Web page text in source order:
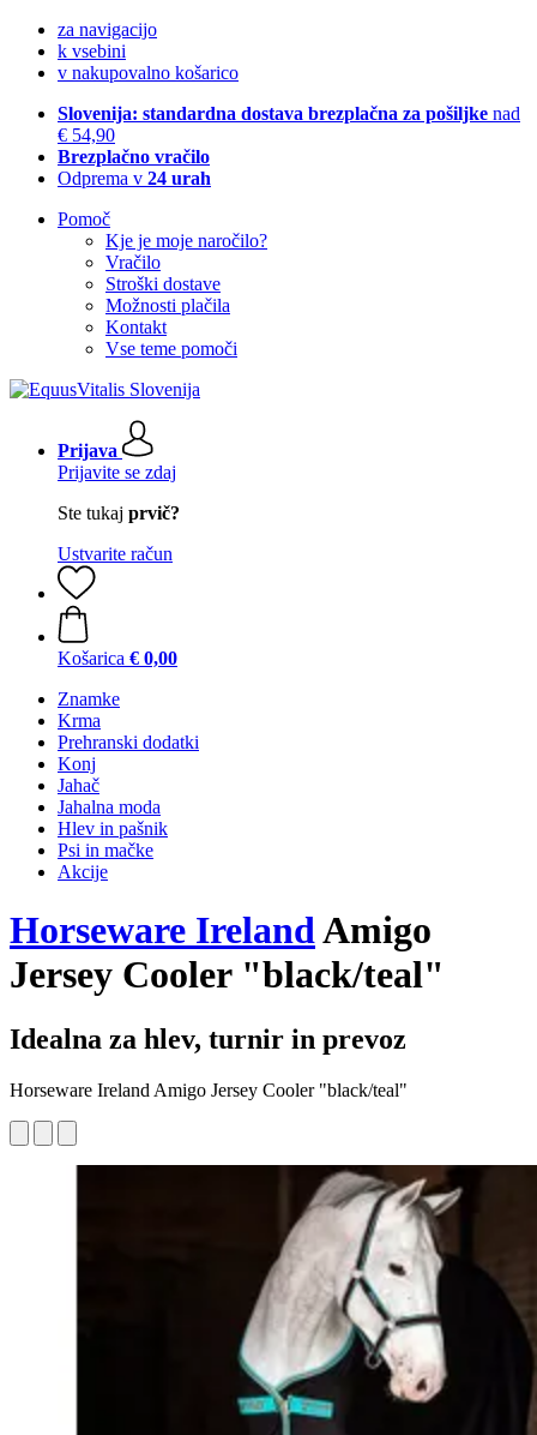
za navigacijo
k vsebini
v nakupovalno košarico
Slovenija: standardna dostava brezplačna za pošiljke nad
€ 54,90
Brezplačno vračilo
Odprema v 24 urah
Pomoč
Kje je moje naročilo?
Vračilo
Stroški dostave
Možnosti plačila
Kontakt
Vse teme pomoči
Prijava
Prijavite se zdaj
Ste tukaj prvič?
Ustvarite račun
Košarica € 0,00
Znamke
Krma
Prehranski dodatki
Konj
Jahač
Jahalna moda
Hlev in pašnik
Psi in mačke
Akcije
Horseware IrelandAmigo
Jersey Cooler "black/teal"
Idealna za hlev, turnir in prevoz
Horseware Ireland Amigo Jersey Cooler "black/teal"